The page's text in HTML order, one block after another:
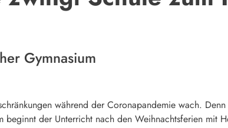
Gymnasium
während der Coronapandemie wach.
beginnt der Unterricht nach den Weihnachtsferien mit